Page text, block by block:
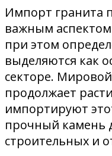
Импорт гранита
важным
при этом
выделяются как
секторе.
продолжает
импортируют
прочный камень
строительных и